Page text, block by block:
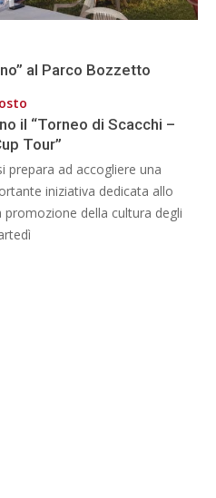
al Parco Bozzetto
il “Torneo di Scacchi –
Tour”
prepara ad accogliere una
iniziativa dedicata allo
promozione della cultura degli